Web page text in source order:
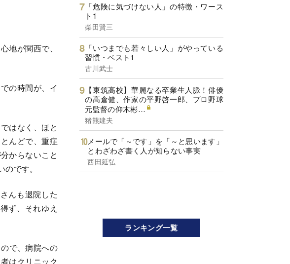
地が関西で、
の時間が、イ
はなく、ほと
んどで、重症
からないこと
です。
んも退院した
ず、それゆえ
で、病院への
はクリニック
「危険に気づけない人」の特徴・ワース
ト1
柴田賢三
「いつまでも若々しい人」がやっている
習慣・ベスト1
古川武士
【東筑高校】華麗なる卒業生人脈！俳優
の高倉健、作家の平野啓一郎、プロ野球
元監督の仰木彬…
猪熊建夫
メールで「～です」を「～と思います」
とわざわざ書く人が知らない事実
西田延弘
ランキング一覧